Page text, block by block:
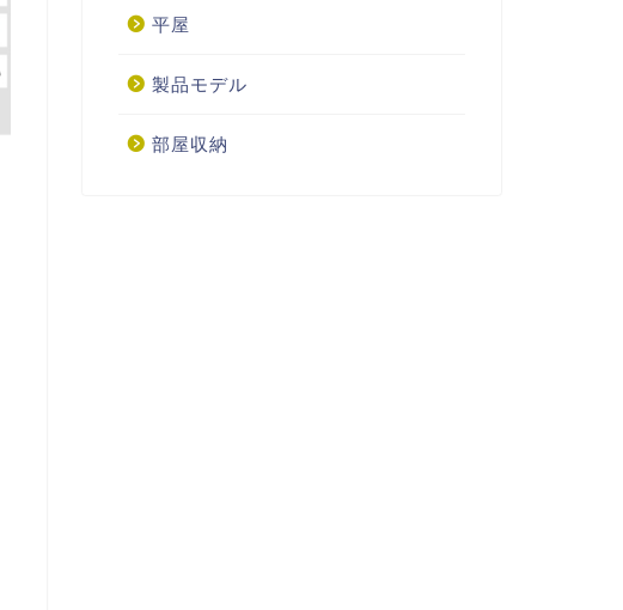
平屋
製品モデル
部屋収納